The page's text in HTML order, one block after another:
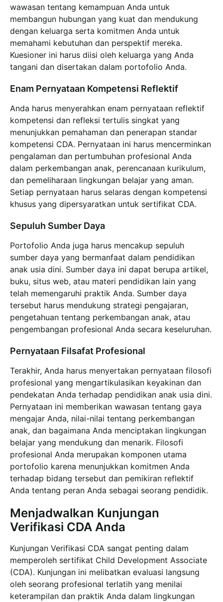
wawasan tentang kemampuan Anda untuk
membangun hubungan yang kuat dan mendukung
dengan keluarga serta komitmen Anda untuk
memahami kebutuhan dan perspektif mereka.
Kuesioner ini harus diisi oleh keluarga yang Anda
tangani dan disertakan dalam portofolio Anda.
Enam Pernyataan Kompetensi Reflektif
Anda harus menyerahkan enam pernyataan reflektif
kompetensi dan refleksi tertulis singkat yang
menunjukkan pemahaman dan penerapan standar
kompetensi CDA. Pernyataan ini harus mencerminkan
pengalaman dan pertumbuhan profesional Anda
dalam perkembangan anak, perencanaan kurikulum,
dan pemeliharaan lingkungan belajar yang aman.
Setiap pernyataan harus selaras dengan kompetensi
khusus yang dipersyaratkan untuk sertifikat CDA.
Sepuluh Sumber Daya
Portofolio Anda juga harus mencakup sepuluh
sumber daya yang bermanfaat dalam pendidikan
anak usia dini. Sumber daya ini dapat berupa artikel,
buku, situs web, atau materi pendidikan lain yang
telah memengaruhi praktik Anda. Sumber daya
tersebut harus mendukung strategi pengajaran,
pengetahuan tentang perkembangan anak, atau
pengembangan profesional Anda secara keseluruhan.
Pernyataan Filsafat Profesional
Terakhir, Anda harus menyertakan pernyataan filosofi
profesional yang mengartikulasikan keyakinan dan
pendekatan Anda terhadap pendidikan anak usia dini.
Pernyataan ini memberikan wawasan tentang gaya
mengajar Anda, nilai-nilai tentang perkembangan
anak, dan bagaimana Anda menciptakan lingkungan
belajar yang mendukung dan menarik. Filosofi
profesional Anda merupakan komponen utama
portofolio karena menunjukkan komitmen Anda
terhadap bidang tersebut dan pemikiran reflektif
Anda tentang peran Anda sebagai seorang pendidik.
Menjadwalkan Kunjungan
Verifikasi CDA Anda
Kunjungan Verifikasi CDA sangat penting dalam
memperoleh sertifikat Child Development Associate
(CDA). Kunjungan ini melibatkan evaluasi langsung
oleh seorang profesional terlatih yang menilai
keterampilan dan praktik Anda dalam lingkungan